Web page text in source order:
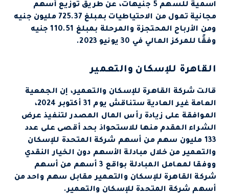
اسمية للسهم 5 جنيهات، عن طريق توزيع أسهم
مجانية تمول من الاحتياطيات بمبلغ 725.37 مليون جنيه
ومن الأرباح المحتجزة والمرحلة بمبلغ 110.51 جنيه
وفقًا للمركز المالي في 30 يونيو 2023.
القاهرة للإسكان والتعمير
قالت شركة القاهرة للإسكان والتعمير، إن الجمعية
العامة غير العادية ستناقش يوم 31 أكتوبر 2024،
الموافقة على زيادة رأس المال المصدر لتنفيذ عرض
الشراء المقدم منها للاستحواذ بحد أقصى على عدد
133 مليون سهم من أسهم شركة المتحدة للإسكان
والتعمير من خلال مبادلة الأسهم دون الخيار النقدي
ووفقا لمعامل المبادلة بواقع 3 أسهم من أسهم
شركة القاهرة للإسكان والتعمير مقابل سهم واحد من
أسهم شركة المتحدة للإسكان والتعمير.